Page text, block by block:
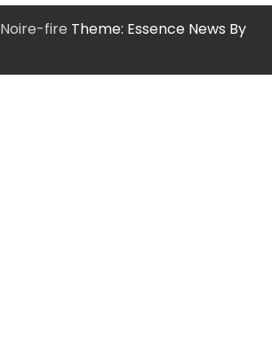
Noire-fire Theme: Essence News By